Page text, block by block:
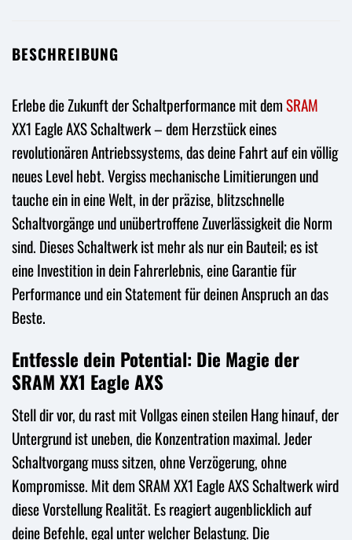
BESCHREIBUNG
Erlebe die Zukunft der Schaltperformance mit demSRAM
XX1 Eagle AXS Schaltwerk – dem Herzstück eines
revolutionären Antriebssystems, das deine Fahrt auf ein völlig
neues Level hebt. Vergiss mechanische Limitierungen und
tauche ein in eine Welt, in der präzise, blitzschnelle
Schaltvorgänge und unübertroffene Zuverlässigkeit die Norm
sind. Dieses Schaltwerk ist mehr als nur ein Bauteil; es ist
eine Investition in dein Fahrerlebnis, eine Garantie für
Performance und ein Statement für deinen Anspruch an das
Beste.
Entfessle dein Potential: Die Magie der
SRAM XX1 Eagle AXS
Stell dir vor, du rast mit Vollgas einen steilen Hang hinauf, der
Untergrund ist uneben, die Konzentration maximal. Jeder
Schaltvorgang muss sitzen, ohne Verzögerung, ohne
Kompromisse. Mit dem SRAM XX1 Eagle AXS Schaltwerk wird
diese Vorstellung Realität. Es reagiert augenblicklich auf
deine Befehle, egal unter welcher Belastung. Die